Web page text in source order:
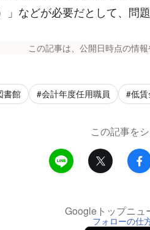
」などが必要だとして、問
この記事は、公開日時点の情報
書館 #会計年度任用職員 #低賃
この記事を
Googleトップニュ
フォローの仕